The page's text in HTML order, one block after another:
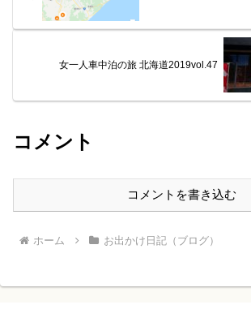
女一人車中泊の旅 北海道2019vol.47
コメント
コメントを書き込む
ホーム お出かけ日記（ブログ）